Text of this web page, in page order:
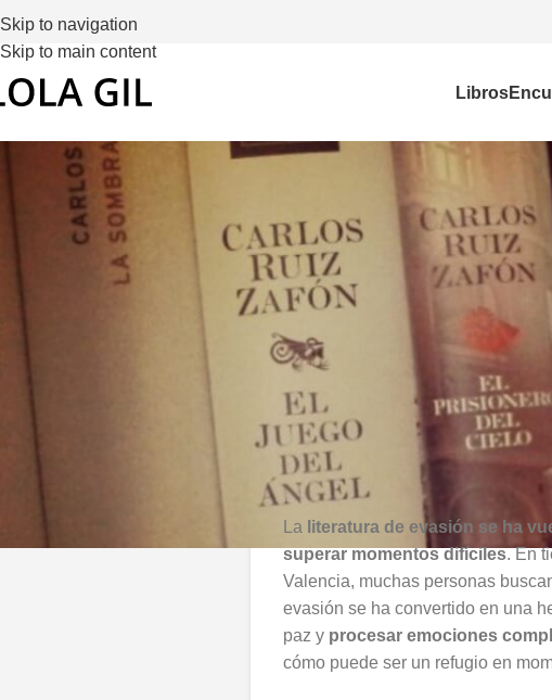
Skip to navigation
Skip to main content
Libros
Literatura de
a
Publicado por
La literatura de evasión se ha
superar momentos difíciles. En
Valencia, muchas personas
evasión se ha convertido en una
paz y procesar emociones
cómo puede ser un refugio en